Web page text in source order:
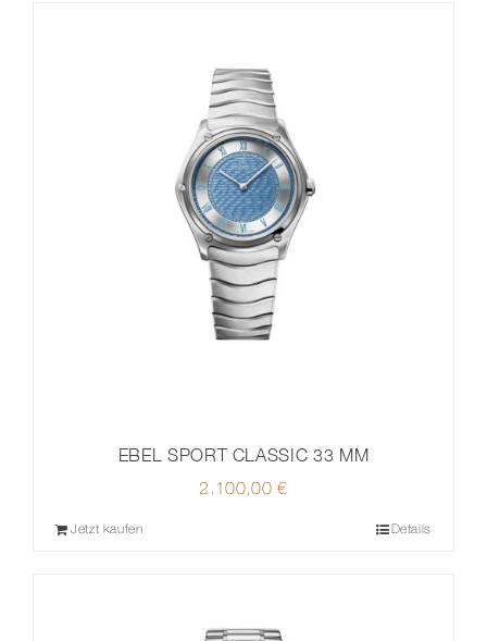
EBEL SPORT CLASSIC 33 MM
2.100,00€
Jetzt kaufen Details